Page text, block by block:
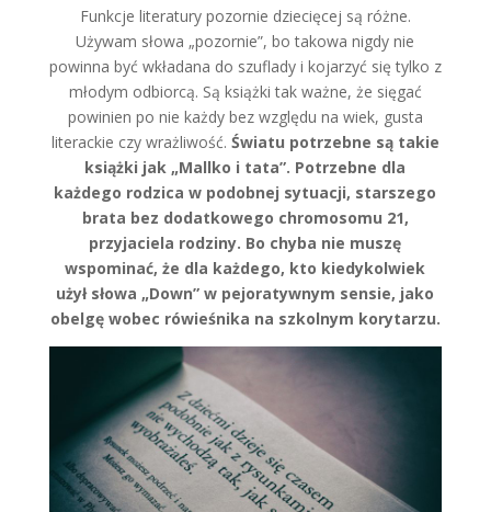
Funkcje literatury pozornie dziecięcej są różne.
Używam słowa „pozornie”, bo takowa nigdy nie
powinna być wkładana do szuflady i kojarzyć się tylko z
młodym odbiorcą. Są książki tak ważne, że sięgać
powinien po nie każdy bez względu na wiek, gusta
literackie czy wrażliwość. Światu potrzebne są takie
książki jak „Mallko i tata”. Potrzebne dla
każdego rodzica w podobnej sytuacji, starszego
brata bez dodatkowego chromosomu 21,
przyjaciela rodziny. Bo chyba nie muszę
wspominać, że dla każdego, kto kiedykolwiek
użył słowa „Down” w pejoratywnym sensie, jako
obelgę wobec rówieśnika na szkolnym korytarzu.